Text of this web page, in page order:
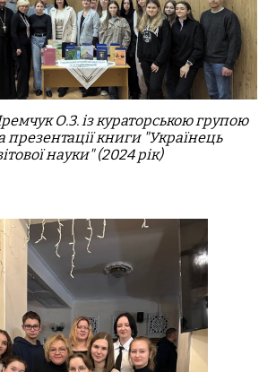
О.З. із кураторською групою
книги "Українець
науки" (2024 рік)